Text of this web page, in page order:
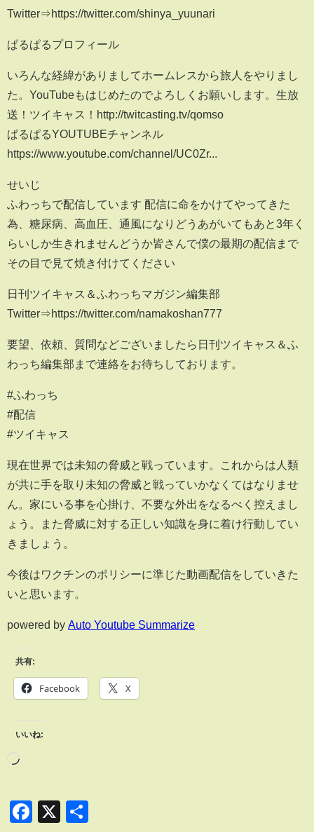
Twitter⇒https://twitter.com/shinya_yuunari
ぱるぱるプロフィール
いろんな経緯がありましてホームレスから旅人をやりまし
た。YouTubeもはじめたのでよろしくお願いします。生放
送！ツイキャス！http://twitcasting.tv/qomso
ぱるぱるYOUTUBEチャンネル
https://www.youtube.com/channel/UC0Zr...
せいじ
ふわっちで配信しています 配信に命をかけてやってきた
為、糖尿病、高血圧、通風になりどうあがいてもあと3年く
らいしか生きれませんどうか皆さんで僕の最期の配信まで
その目で見て焼き付けてください
日刊ツイキャス＆ふわっちマガジン編集部
Twitter⇒https://twitter.com/namakoshan777
要望、依頼、質問などございましたら日刊ツイキャス＆ふ
わっち編集部まで連絡をお待ちしております。
#ふわっち
#配信
#ツイキャス
現在世界では未知の脅威と戦っています。これからは人類
が共に手を取り未知の脅威と戦っていかなくてはなりませ
ん。家にいる事を心掛け、不要な外出をなるべく控えまし
ょう。また脅威に対する正しい知識を身に着け行動してい
きましょう。
今後はワクチンのポリシーに準じた動画配信をしていきた
いと思います。
powered by Auto Youtube Summarize
共有:
Facebook X
いいね:
Facebook
X